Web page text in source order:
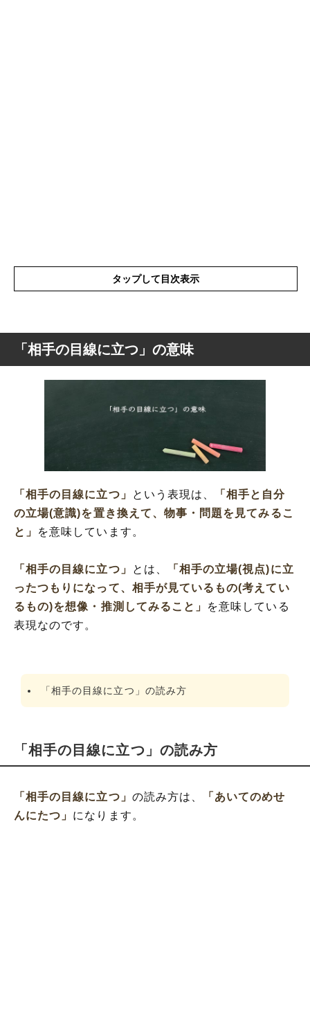
タップして目次表示
「相手の目線に立つ」の意味
「相手の目線に立つ」の類語や類義語
「相手の目線に立つ」の意味
「相手の目線に立つ」 という表現は、
「相手と自分
の立場(意識)を置き換えて、物事・問題を見てみるこ
と」
を意味しています。
「相手の目線に立つ」 とは、
「相手の立場(視点)に立
ったつもりになって、相手が見ているもの(考えてい
るもの)を想像・推測してみること」
を意味している
表現なのです。
「相手の目線に立つ」の読み方
「相手の目線に立つ」の読み方
「相手の目線に立つ」 の読み方は、
「あいてのめせ
んにたつ」 になります。